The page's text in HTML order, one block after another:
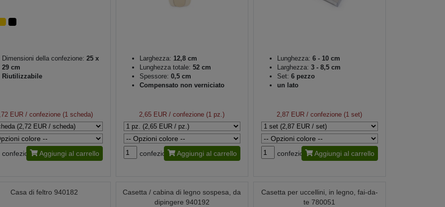
Dimensioni della confezione: 25 x
29 cm
Riutilizzabile
EUR / confezione (1 scheda)
confezione Aggiungi al carrello
Larghezza: 12,8 cm
Lunghezza totale: 52 cm
Spessore: 0,5 cm
Compensato non verniciato
2,65 EUR / confezione (1 pz.)
confezione Aggiungi al carrello
Lunghezza: 6 - 10 cm
Larghezza: 3 - 8,5 cm
Set: 6 pezzo
un lato
2,87 EUR / confezione (1 set)
confezione Aggiungi al carrello
Casa di feltro 940182
Casetta / cabina di legno sospesa, da
dipingere 940192
Casetta per uccellini, in legno, fai-da-
te 780051